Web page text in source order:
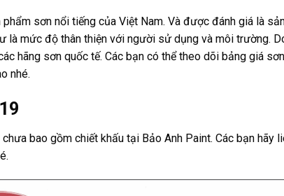
phẩm sơn nổi tiếng của Việt Nam. Và được đánh giá là
là mức độ thân thiện với người sử dụng và môi trường.
hãng sơn quốc tế. Các bạn có thể theo dõi bảng giá
nhé.
bao gồm chiết khấu tại Bảo Anh Paint. Các bạn hãy